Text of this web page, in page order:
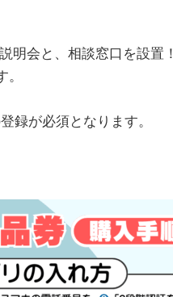
明会と、相談窓口を設置！
録が必須となります。